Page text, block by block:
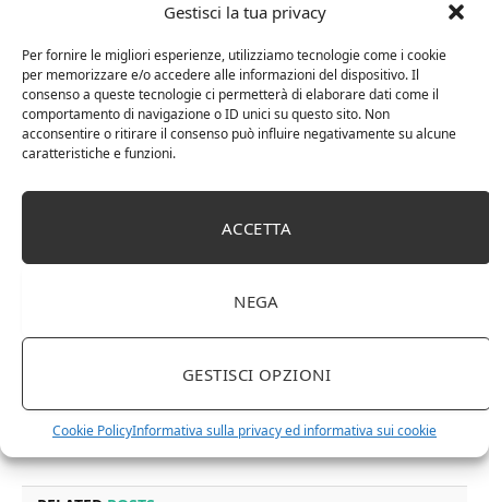
Gestisci la tua privacy
Per fornire le migliori esperienze, utilizziamo tecnologie come i cookie
per memorizzare e/o accedere alle informazioni del dispositivo. Il
consenso a queste tecnologie ci permetterà di elaborare dati come il
comportamento di navigazione o ID unici su questo sito. Non
acconsentire o ritirare il consenso può influire negativamente su alcune
caratteristiche e funzioni.
ACCETTA
NEGA
GESTISCI OPZIONI
Cookie PolicyInformativa sulla privacy ed informativa sui cookie
ed il Chiaretto attorno ai10°C.
Facebook Twitter Pinterest LinkedIn Email